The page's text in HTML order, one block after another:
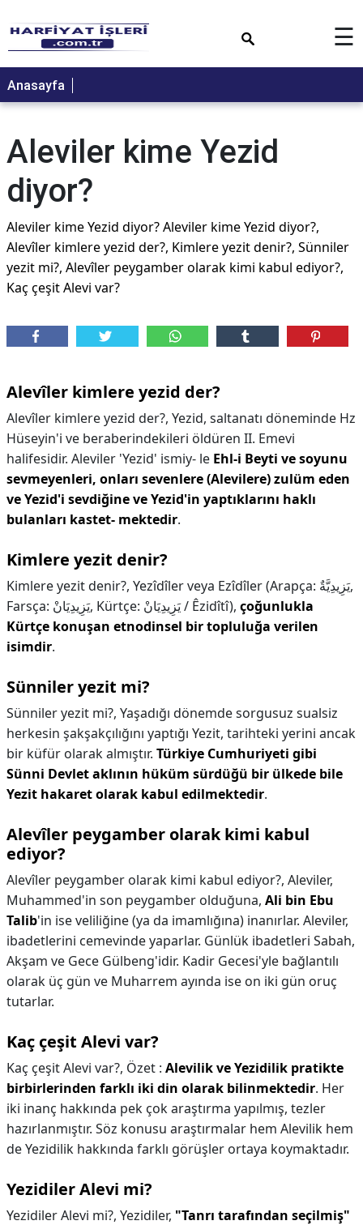
☰
Anasayfa
Aleviler kime Yezid
diyor?
Aleviler kime Yezid diyor? Aleviler kime Yezid diyor?,
Alevîler kimlere yezid der?, Kimlere yezit denir?, Sünniler
yezit mi?, Alevîler peygamber olarak kimi kabul ediyor?,
Kaç çeşit Alevi var?
Alevîler kimlere yezid der?
Alevîler kimlere yezid der?, Yezid, saltanatı döneminde Hz
Hüseyin'i ve beraberindekileri öldüren II. Emevi
halifesidir. Aleviler 'Yezid' ismiy- le Ehl-i Beyti ve soyunu
sevmeyenleri, onları sevenlere (Alevilere) zulüm eden
ve Yezid'i sevdiğine ve Yezid'in yaptıklarını haklı
bulanları kastet- mektedir.
Kimlere yezit denir?
Kimlere yezit denir?, Yezîdîler veya Ezîdîler (Arapça: يَزِيدِيَّةٌ,
Farsça: یَزِیدِیَانْ, Kürtçe: یَزِیدِیَانْ / Êzidîtî), çoğunlukla
Kürtçe konuşan etnodinsel bir topluluğa verilen
isimdir.
Sünniler yezit mi?
Sünniler yezit mi?, Yaşadığı dönemde sorgusuz sualsiz
herkesin şakşakçılığını yaptığı Yezit, tarihteki yerini ancak
bir küfür olarak almıştır. Türkiye Cumhuriyeti gibi
Sünni Devlet aklının hüküm sürdüğü bir ülkede bile
Yezit hakaret olarak kabul edilmektedir.
Alevîler peygamber olarak kimi kabul
ediyor?
Alevîler peygamber olarak kimi kabul ediyor?, Aleviler,
Muhammed'in son peygamber olduğuna, Ali bin Ebu
Talib'in ise veliliğine (ya da imamlığına) inanırlar. Aleviler,
ibadetlerini cemevinde yaparlar. Günlük ibadetleri Sabah,
Akşam ve Gece Gülbeng'idir. Kadir Gecesi'yle bağlantılı
olarak üç gün ve Muharrem ayında ise on iki gün oruç
tutarlar.
Kaç çeşit Alevi var?
Kaç çeşit Alevi var?, Özet : Alevilik ve Yezidilik pratikte
birbirlerinden farklı iki din olarak bilinmektedir. Her
iki inanç hakkında pek çok araştırma yapılmış, tezler
hazırlanmıştır. Söz konusu araştırmalar hem Alevilik hem
de Yezidilik hakkında farklı görüşler ortaya koymaktadır.
Yezidiler Alevi mi?
Yezidiler Alevi mi?, Yezidiler, "Tanrı tarafından seçilmiş"